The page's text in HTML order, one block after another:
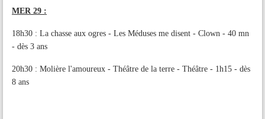
MER 29 :
18h30 : La chasse aux ogres - Les Méduses me disent - Clown - 40 mn
- dès 3 ans
20h30 : Molière l'amoureux - Théâtre de la terre - Théâtre - 1h15 - dès
8 ans